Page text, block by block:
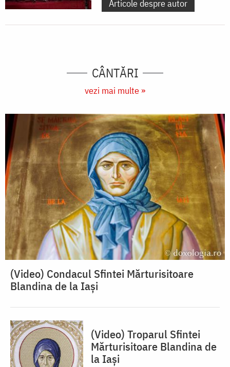
Articole despre autor
CÂNTĂRI
vezi mai multe »
(Video) Condacul Sfintei Mărturisitoare
Blandina de la Iași
(Video) Troparul Sfintei
Mărturisitoare Blandina de
la Iași